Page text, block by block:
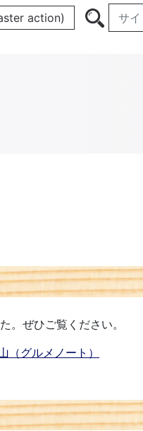
action)
。ぜひご覧ください。
グルメノート）